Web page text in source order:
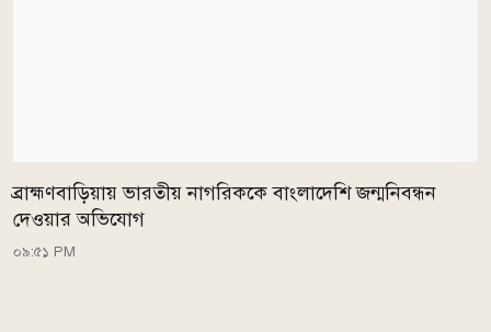
ব্রাহ্মণবাড়িয়ায় ভারতীয় নাগরিককে বাংলাদেশি জন্মনিবন্ধন
দেওয়ার অভিযোগ
০৯:৫১ PM